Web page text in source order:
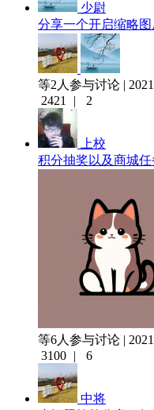
少尉
分享一个开启缩略
等2人参与讨论 |
2421
| 2
上校
积分抽奖以及商城
等6人参与讨论 |
3100 | 6
中将